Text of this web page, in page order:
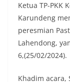
Ketua TP-PKK
Karundeng
peresmian
Lahendong,
6,(25/02/2024).
Khadim acara,